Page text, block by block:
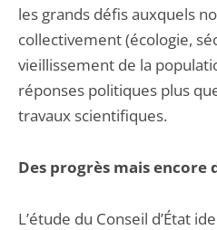
les grands défis auxquels
collectivement (écologie,
vieillissement de la
réponses politiques plus
travaux scientifiques.
Des progrès mais encore
L’étude du Conseil d’État